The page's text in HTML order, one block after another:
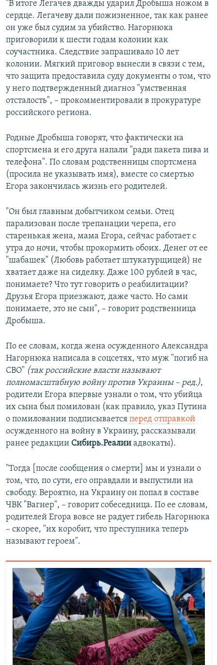
"В итоге Легачев дважды ударил Дробыша ножом в
сердце. Легачеву дали пожизненное, так как ранее
он уже был судим за убийство. Нагорнюка
приговорили к шести годам колонии как
соучастника. Следствие запрашивало 10 лет
колонии. Мягкий приговор вынесли в связи с тем,
что защита предоставила суду документы о том, что
у него подтвержденный диагноз "умственная
отсталость", – прокомментировали в прокуратуре
российского региона.
Родные Дробыша говорят, что фактически на
спортсмена и его друга напали "ради пакета пива и
телефона". По словам родственницы спортсмена
(просила не указывать имя), вместе со смертью
Егора закончилась жизнь его родителей.
"Он был главным добытчиком семьи. Отец
парализован после трепанации черепа, его
старенькая жена, мама Егора, сейчас работает с
утра до ночи, чтобы прокормить обоих. Денег от ее
"шабашек" (Любовь работает штукатурщицей) не
хватает даже на сиделку. Даже 100 рублей в час,
понимаете? Что тут говорить о реабилитации?
Друзья Егора приезжают, даже часто. Но сами
понимаете, это не сын", – говорит родственница
Дробыша.
По ее словам, когда жена осужденного Александра
Нагорнюка написала в соцсетях, что муж "погиб на
СВО" (так российские власти называют
полномасштабную войну против Украины – ред.),
родители Егора впервые узнали о том, что убийца
их сына был помилован (как правило, указ Путина
о помиловании подписывается перед отправкой
осужденного на войну в Украину, рассказывали
ранее редакции Сибирь.Реалии адвокаты).
"Тогда [после сообщения о смерти] мы и узнали о
том, что, по сути, его оправдали и выпустили на
свободу. Вероятно, на Украину он попал в составе
ЧВК "Вагнер", – говорит собеседница. По ее словам,
родителей Егора вовсе не радует гибель Нагорнюка
– скорее, "их коробит, что преступника теперь
называют героем".